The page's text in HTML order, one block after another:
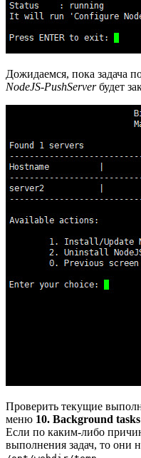
Дожидаемся, пока задача
NodeJS-PushServerбудет
Проверить текущие
меню 10. Background
Если по каким-либо
выполнения задач, то они